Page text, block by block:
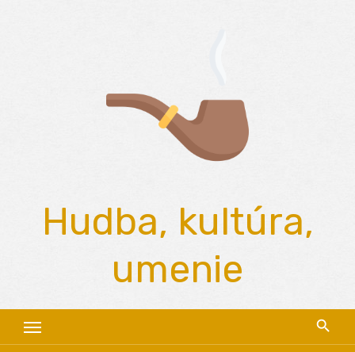
Hudba, kultúra,
umenie